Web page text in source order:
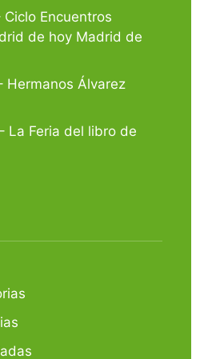
Ciclo Encuentros
de hoy Madrid de
Hermanos Álvarez
La Feria del libro de